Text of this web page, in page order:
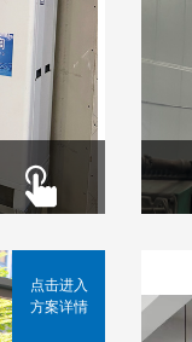
点击进入
方案详情